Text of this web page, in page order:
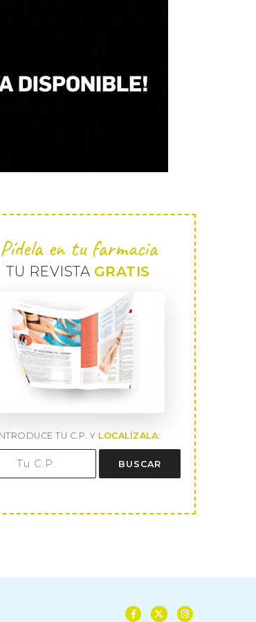
Pídela en tu farmacia
TU REVISTA GRATIS
TU C.P. Y LOCALÍZALA:
BUSCAR